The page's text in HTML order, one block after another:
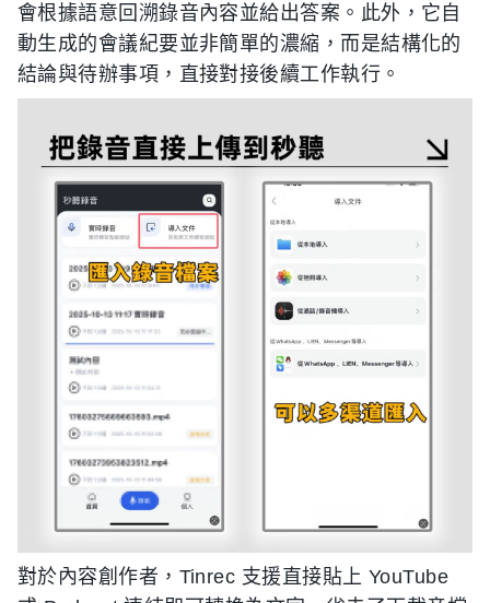
會根據語意回溯錄音內容並給出答案。此外，它自
動生成的會議紀要並非簡單的濃縮，而是結構化的
結論與待辦事項，直接對接後續工作執行。
對於內容創作者，Tinrec 支援直接貼上 YouTube